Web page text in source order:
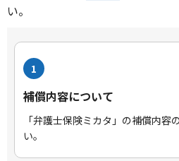
い。
1
補償内容について
「弁護士保険ミカタ」の補償内容
い。